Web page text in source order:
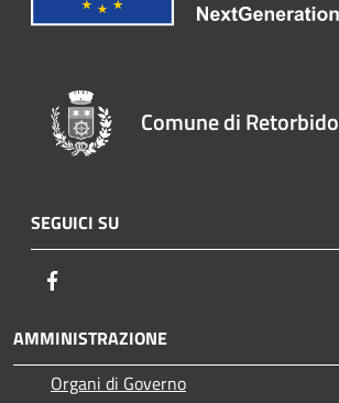
Comune di Retorbido
SEGUICI SU
AMMINISTRAZIONE
Organi di Governo